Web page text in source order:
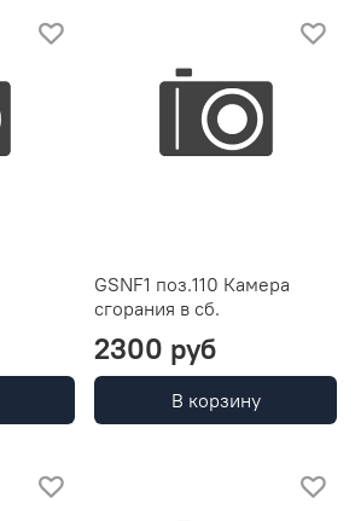
GSNF1 поз.110 Камера
сгорания в сб.
2300 руб
В корзину